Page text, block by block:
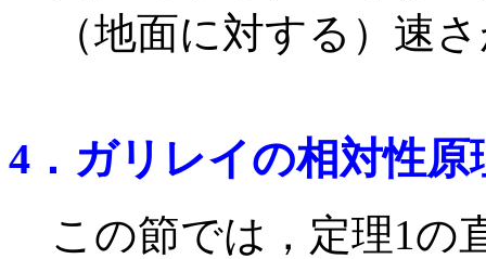
（地面に対する）速
4．ガリレイの相対性原
この節では，定理1の